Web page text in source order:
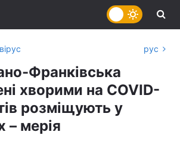
рус
Франківська
хворими на COVID-
розміщують у
– мерія